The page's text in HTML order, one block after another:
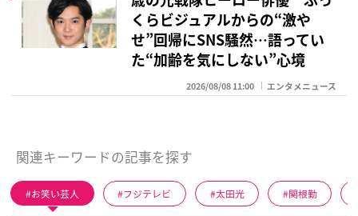
くらビジュアルからの“激や
せ”回帰にSNS騒然…語ってい
た“加齢を気にしない”心境
2026/08/08 11:00 エンタメニュース
関連キーワードの記事を探す
お笑い芸人 フジテレビ 太田光 関根勤